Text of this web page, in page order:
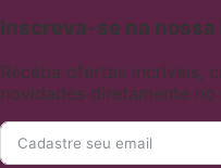
Inscreva-se na
Receba ofertas incríveis,
novidades diretamente no